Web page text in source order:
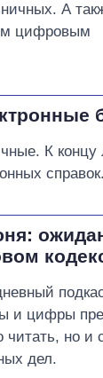
А
цифровым
К
справок.
и цифры
читать, но и
дел.